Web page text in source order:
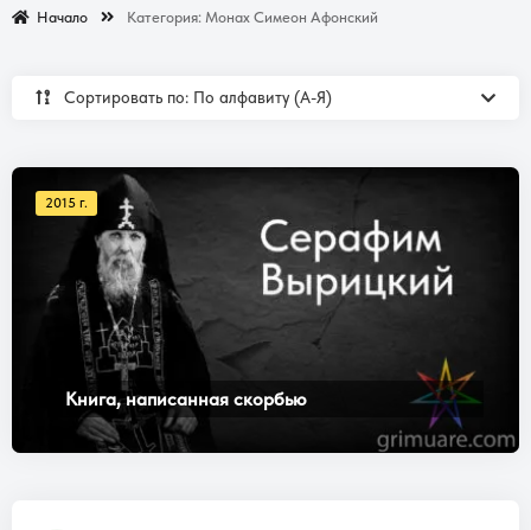
Начало Категория: Монах Симеон Афонский
Сортировать по: По алфавиту (А-Я)
2015 г.
Книга, написанная скорбью